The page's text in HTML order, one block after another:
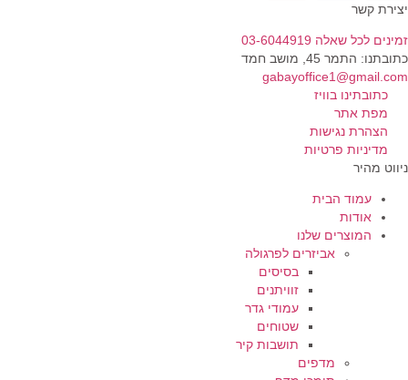
קשר
לכל שאלה 03-6044919
התמר 45, מושב חמד​
כתובתינו בוויז
מפת אתר
הצהרת נגישות
מדיניות פרטיות
מהיר
עמוד הבית
אודות
המוצרים שלנו
אביזרים לפרגולה
בסיסים
זוויתנים
עמודי גדר
שטוחים
תושבות קיר
מדפים